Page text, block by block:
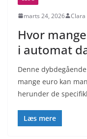
marts 24, 2026
Hvor
i automat
Denne
mange euro kan
herunder de
Læs mere